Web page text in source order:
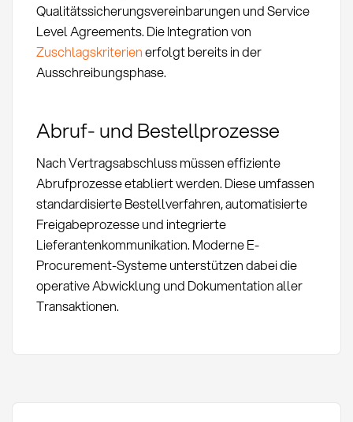
Qualitätssicherungsvereinbarungen und Service
Level Agreements. Die Integration von
Zuschlagskriterienerfolgt bereits in der
Ausschreibungsphase.
Abruf- und Bestellprozesse
Nach Vertragsabschluss müssen effiziente
Abrufprozesse etabliert werden. Diese umfassen
standardisierte Bestellverfahren, automatisierte
Freigabeprozesse und integrierte
Lieferantenkommunikation. Moderne E-
Procurement-Systeme unterstützen dabei die
operative Abwicklung und Dokumentation aller
Transaktionen.